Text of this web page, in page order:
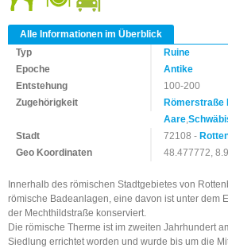
Alle Informationen im Überblick
Typ
Ruine
Epoche
Antike
Entstehung
100-200
Zugehörigkeit
Römerstraße
Aare,
Stadt
72108 -
Geo Koordinaten
48.477772,
Innerhalb des römischen Stadtgebietes von
römische Badeanlagen, eine davon ist unter dem
der Mechthildstraße konserviert.
Die römische Therme ist im zweiten Jahrhundert
Siedlung errichtet worden und wurde bis um die